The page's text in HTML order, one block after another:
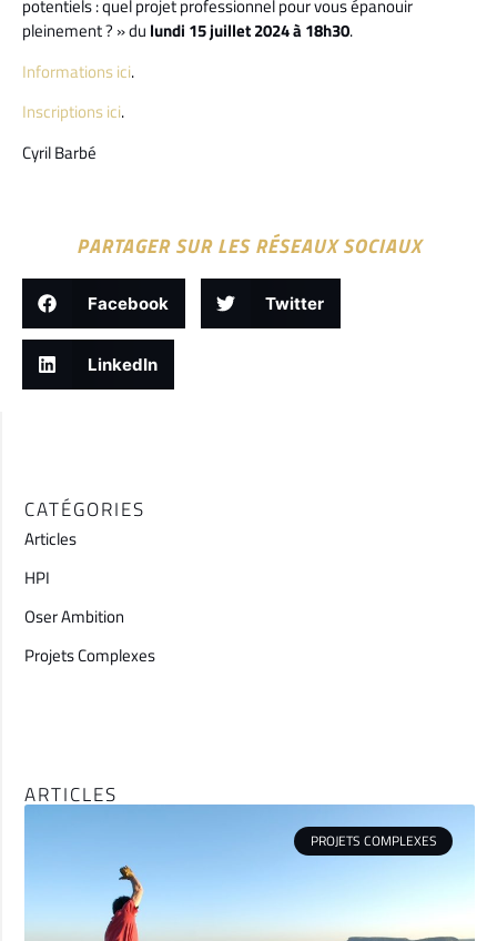
potentiels : quel projet professionnel pour vous épanouir
pleinement ? » du lundi 15 juillet 2024 à 18h30.
Informations ici.
Inscriptions ici.
Cyril Barbé
PARTAGER SUR LES RÉSEAUX SOCIAUX
Facebook Twitter
LinkedIn
CATÉGORIES
Articles
HPI
Oser Ambition
Projets Complexes
ARTICLES
PROJETS COMPLEXES